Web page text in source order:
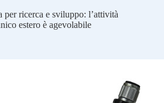
per ricerca e sviluppo: l’attività
estero è agevolabile